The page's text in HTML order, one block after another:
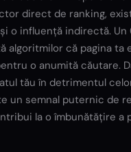
direct de ranking,
o influență indirectă. Un
algoritmilor că pagina ta
o anumită căutare.
tău în detrimentul
un semnal puternic de
la o îmbunătățire a